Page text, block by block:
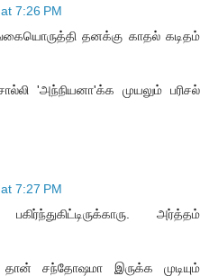
7:26 PM
தனக்கு காதல் கடிதம்
'அந்நியனா'க்க முயலும் பரிசல்
7:27 PM
அர்த்தம்
தான் சந்தோஷமா இருக்க முடியும்